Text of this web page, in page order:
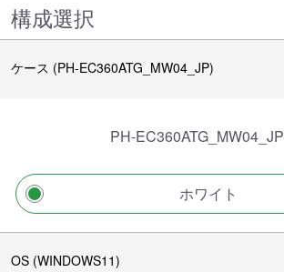
構成選択
ケース (PH-EC360ATG_MW04_JP)
PH-EC360ATG_MW04_JP
ホワイト
OS (WINDOWS11)